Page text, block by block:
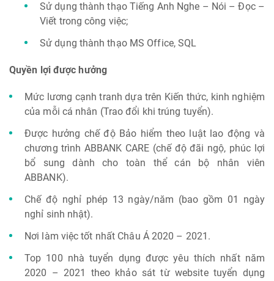
Sử dụng thành thạo Tiếng Anh Nghe – Nói – Đọc –
Viết trong công việc;
Sử dụng thành thạo MS Office, SQL
Quyền lợi được hưởng
Mức lương cạnh tranh dựa trên Kiến thức, kinh nghiệm
của mỗi cá nhân (Trao đổi khi trúng tuyển).
Được hưởng chế độ Bảo hiểm theo luật lao động và
chương trình ABBANK CARE (chế độ đãi ngộ, phúc lợi
bổ sung dành cho toàn thể cán bộ nhân viên
ABBANK).
Chế độ nghỉ phép 13 ngày/năm (bao gồm 01 ngày
nghỉ sinh nhật).
Nơi làm việc tốt nhất Châu Á 2020 – 2021.
Top 100 nhà tuyển dụng được yêu thích nhất năm
2020 – 2021 theo khảo sát từ website tuyển dụng